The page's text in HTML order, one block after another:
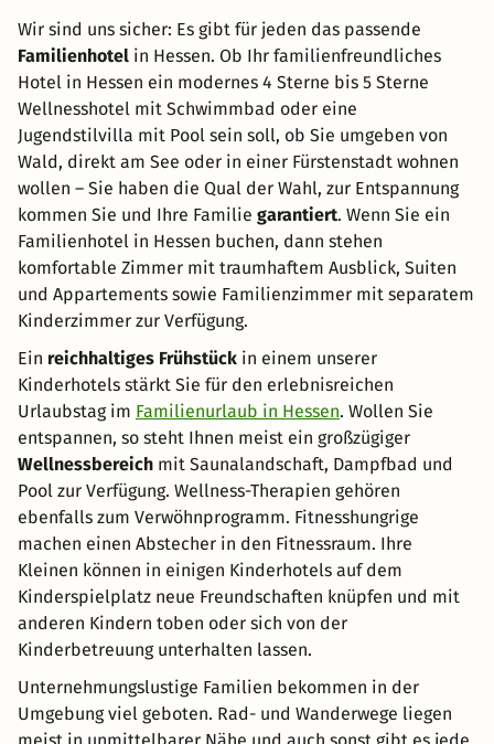
Wir sind uns sicher: Es gibt für jeden das passende
Familienhotel in Hessen. Ob Ihr familienfreundliches
Hotel in Hessen ein modernes 4 Sterne bis 5 Sterne
Wellnesshotel mit Schwimmbad oder eine
Jugendstilvilla mit Pool sein soll, ob Sie umgeben von
Wald, direkt am See oder in einer Fürstenstadt wohnen
wollen – Sie haben die Qual der Wahl, zur Entspannung
kommen Sie und Ihre Familie garantiert. Wenn Sie ein
Familienhotel in Hessen buchen, dann stehen
komfortable Zimmer mit traumhaftem Ausblick, Suiten
und Appartements sowie Familienzimmer mit separatem
Kinderzimmer zur Verfügung.
Ein reichhaltiges Frühstück in einem unserer
Kinderhotels stärkt Sie für den erlebnisreichen
Urlaubstag im Familienurlaub in Hessen. Wollen Sie
entspannen, so steht Ihnen meist ein großzügiger
Wellnessbereich mit Saunalandschaft, Dampfbad und
Pool zur Verfügung. Wellness-Therapien gehören
ebenfalls zum Verwöhnprogramm. Fitnesshungrige
machen einen Abstecher in den Fitnessraum. Ihre
Kleinen können in einigen Kinderhotels auf dem
Kinderspielplatz neue Freundschaften knüpfen und mit
anderen Kindern toben oder sich von der
Kinderbetreuung unterhalten lassen.
Unternehmungslustige Familien bekommen in der
Umgebung viel geboten. Rad- und Wanderwege liegen